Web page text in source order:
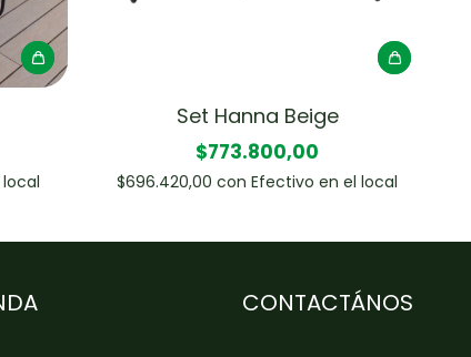
Set Hanna Beige
$773.800,00
$696.420,00 con Efectivo en el local
CONTACTÁNOS